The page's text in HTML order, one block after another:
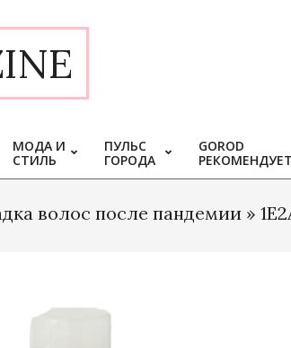
МОДА И
СТИЛЬ
ПУЛЬС
ГОРОДА
GOROD
РЕКОМЕНДУЕТ
волос после пандемии »